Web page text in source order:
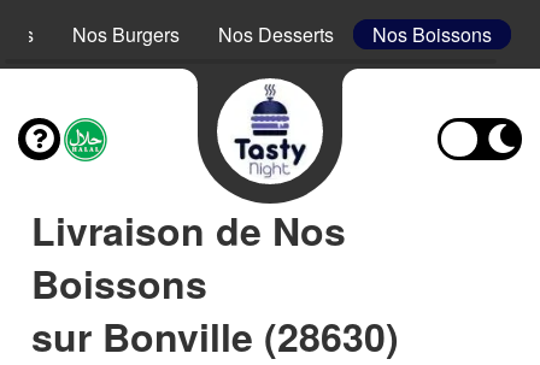
Nos Burgers Nos Desserts Nos Boissons
Livraison de Nos
Boissons
sur Bonville (28630)